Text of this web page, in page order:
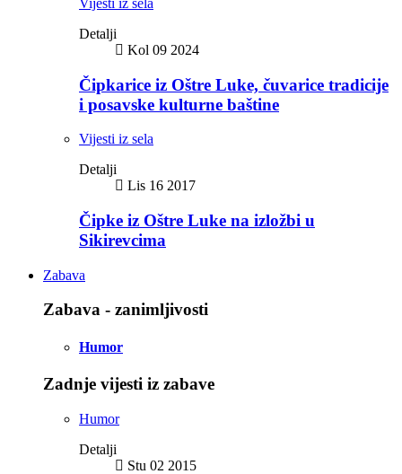
Detalji
Kol 09 2024
Čipkarice iz Oštre Luke, čuvarice tradicije
i posavske kulturne baštine
Vijesti iz sela
Detalji
Lis 16 2017
Čipke iz Oštre Luke na izložbi u
Sikirevcima
Zabava
Zabava - zanimljivosti
Humor
Zadnje vijesti iz zabave
Humor
Detalji
Stu 02 2015